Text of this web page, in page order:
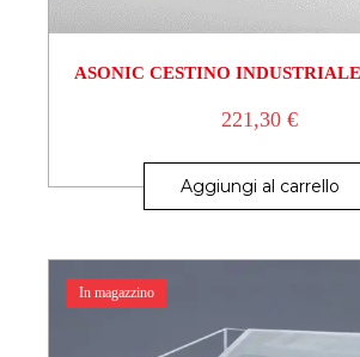
ASONIC CESTINO
221,30€
Aggiungi al carrello
In magazzino